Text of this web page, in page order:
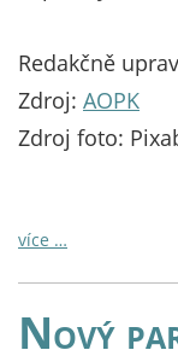
Redakčně
Zdroj: AOPK
Zdroj foto:
více …
Nový